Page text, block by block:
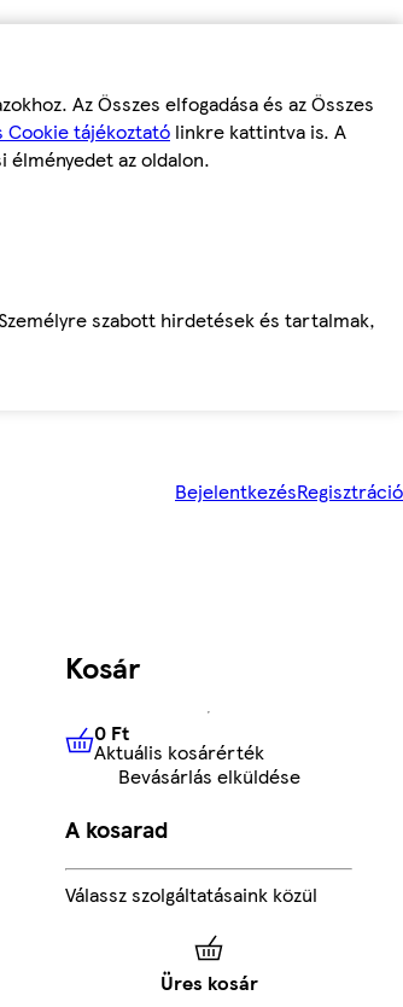
Az Összes elfogadása és az Összes
Cookie tájékoztató linkre kattintva is. A
élményedet az oldalon.
szabott hirdetések és tartalmak,
BejelentkezésRegisztráció
Kosár
0 FtAktuális kosárérték
0 Ft
Aktuális kosárérték
Bevásárlás elküldése
A kosarad
Válassz szolgáltatásaink közül
Üres kosár